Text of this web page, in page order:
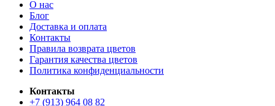
О нас
Блог
Доставка и оплата
Контакты
Правила возврата цветов
Гарантия качества цветов
Политика конфиденциальности
Контакты
+7 (913) 964 08 82